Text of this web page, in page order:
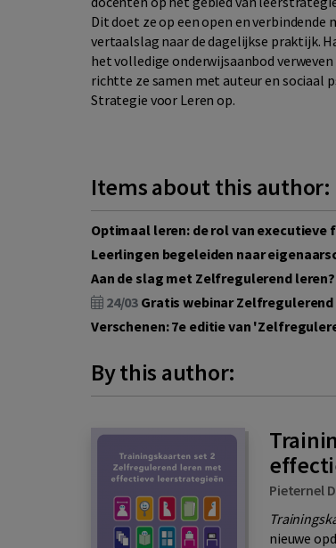
Dit doet ze op een open en verbindende
vertaalslag naar de dagelijkse praktijk.
het volledige onderwijsaanbod
richtte ze samen met auteur en sociaal
Strategie voor Leren op.
Items about this author:
Optimaal leren: de rol van
Leerlingen begeleiden naar
Aan de slag met Zelfregulerend
24/03 Gratis webinar Zelfregulerend
Verschenen: 7e editie van
By this author:
Pieternel
nieuwe